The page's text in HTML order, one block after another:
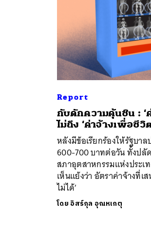
Report
กับดักความคุ้นชิน : ‘
ไม่ถึง ‘ค่าจ้างเพื่อชีวิ
หลังมีข้อเรียกร้องให้รัฐบา
600-700 บาทต่อวัน ทั้งปลั
สภาอุตสาหกรรมแห่งประ
เห็นแย้งว่า อัตราค่าจ้างที่เ
ไม่ได้’
โดย อิสร์กุล อุณหเกตุ